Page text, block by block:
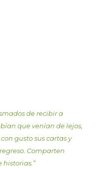
de recibir a
que venían de lejos,
gusto sus cartas y
Comparten
historias. ”